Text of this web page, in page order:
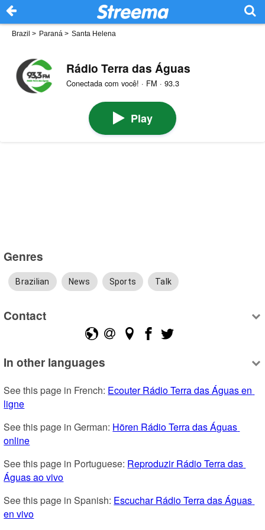
Brazil > Paraná > Santa Helena
Rádio Terra das Águas
Conectada com você! · FM · 93.3
Play
Genres
Brazilian News Sports Talk
Contact
In other languages
See this page in French: Ecouter Rádio Terra das Águas en
ligne
See this page in German: Hören Rádio Terra das Águas
online
See this page in Portuguese: Reproduzir Rádio Terra das
Águas ao vivo
See this page in Spanish: Escuchar Rádio Terra das Águas
en vivo